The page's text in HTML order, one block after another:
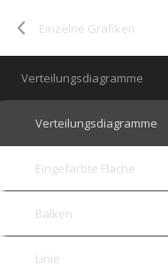
Einzelne Grafiken
Verteilungsdiagramme
Verteilungsdiagramme
Eingefärbte Fläche
Balken
Linie